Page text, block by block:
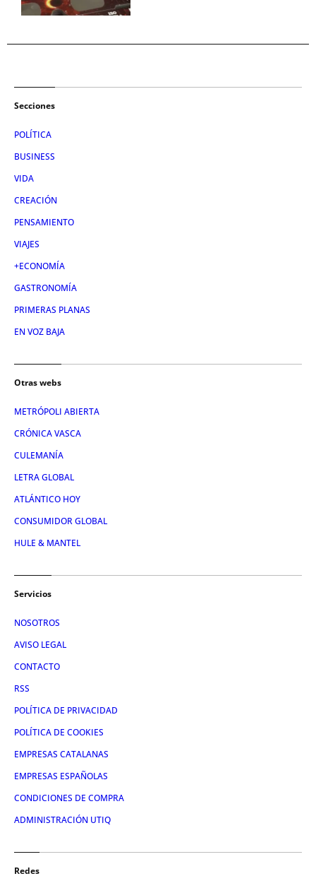
Secciones
POLÍTICA
BUSINESS
VIDA
CREACIÓN
PENSAMIENTO
VIAJES
+ECONOMÍA
GASTRONOMÍA
PRIMERAS PLANAS
EN VOZ BAJA
Otras webs
METRÓPOLI ABIERTA
CRÓNICA VASCA
CULEMANÍA
LETRA GLOBAL
ATLÁNTICO HOY
CONSUMIDOR GLOBAL
HULE & MANTEL
Servicios
NOSOTROS
AVISO LEGAL
CONTACTO
RSS
POLÍTICA DE PRIVACIDAD
POLÍTICA DE COOKIES
EMPRESAS CATALANAS
EMPRESAS ESPAÑOLAS
CONDICIONES DE COMPRA
ADMINISTRACIÓN UTIQ
Redes